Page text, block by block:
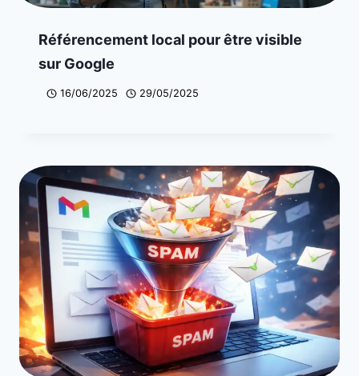
Référencement local pour être visible
sur Google
16/06/2025 29/05/2025